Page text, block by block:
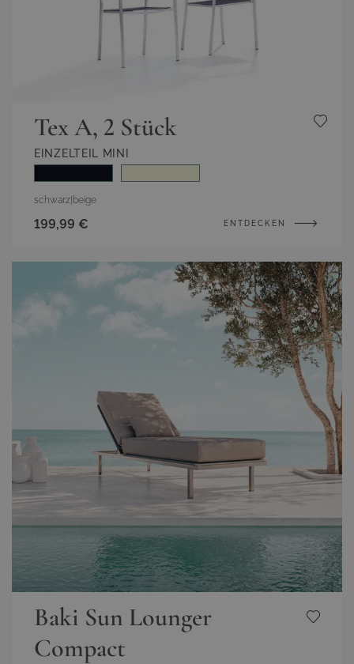
Tex A, 2 Stück
EINZELTEIL MINI
schwarz|beige
199,99 € ENTDECKEN
Baki Sun Lounger
Compact